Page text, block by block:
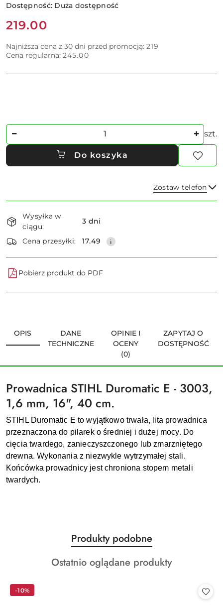
Dostępność: Duża dostępność
Cena:
219.00
Najniższa cena z 30 dni przed promocją: 219
Cena regularna: 245.00
Ilość szt.
Do koszyka
Zostaw telefon
Dostępność
i
dostawa
Wysyłka w
ciągu:
3 dni
Cena przesyłki: 17.49
Pobierz produkt do PDF
OPIS
DANE
TECHNICZNE
OPINIE I
OCENY
(0)
ZAPYTAJ O
DOSTĘPNOŚĆ
Prowadnica STIHL Duromatic E - 3003,
1,6 mm, 16", 40 cm.
STIHL Duromatic E to wyjątkowo trwała, lita prowadnica
przeznaczona do pilarek o średniej i dużej mocy. Do
cięcia twardego, zanieczyszczonego lub zmarzniętego
drewna. Wykonania z niezwykle wytrzymałej stali.
Końcówka prowadnicy jest chroniona stopem metali
twardych.
Pomiń karuzelę produktów
Produkty
o
statusie:
Produkty podobne
Produkty
Ostatnio oglądane produkty
-10%